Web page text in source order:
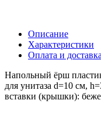
Описание
Характеристики
Оплата и
Напольный ёрш
для унитаза d=10 см,
вставки (крышки):